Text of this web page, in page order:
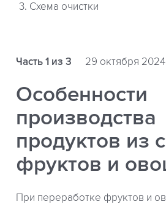
3. Cхема очистки
Часть 1 из 3 29 октября 2024
Особенности
производства
продуктов из
фруктов и
При переработке фруктов и